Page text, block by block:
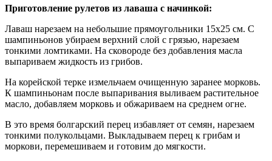
Приготовление рулетов из лаваша с начинкой:
Лаваш нарезаем на небольшие прямоугольники 15х25 см. С
шампиньонов убираем верхний слой с грязью, нарезаем
тонкими ломтиками. На сковороде без добавления масла
выпариваем жидкость из грибов.
На корейской терке измельчаем очищенную заранее морковь.
К шампиньонам после выпаривания выливаем растительное
масло, добавляем морковь и обжариваем на среднем огне.
В это время болгарский перец избавляет от семян, нарезаем
тонкими полукольцами. Выкладываем перец к грибам и
моркови, перемешиваем и готовим до мягкости.